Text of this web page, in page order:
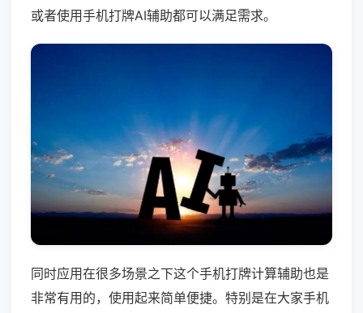
或者使用手机打牌AI辅助都可以满足需求。
同时应用在很多场景之下这个手机打牌计算辅助也是
非常有用的，使用起来简单便捷。特别是在大家手机